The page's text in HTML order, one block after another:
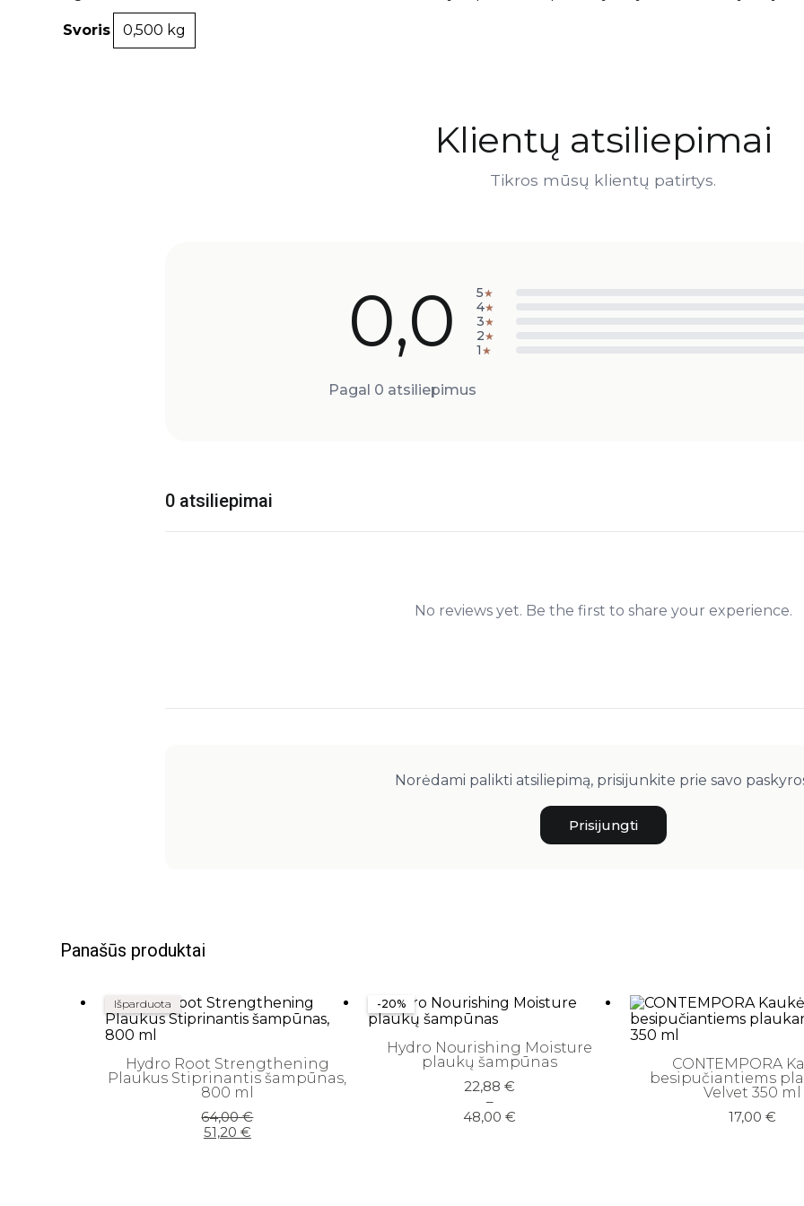
Svoris 0,500 kg
Klientų atsiliepimai
Tikros mūsų klientų patirtys.
0,0
Pagal 0 atsiliepimus
5★
4★
3★
2★
1 ★
0 atsiliepimai
No reviews yet. Be the first to share your experience.
Norėdami palikti atsiliepimą, prisijunkite prie savo
Prisijungti
Panašūs produktai
Išparduota
Hydro Root Strengthening
Plaukus Stiprinantis šampūnas,
800 ml
64,00€
Original
price
51,20 €
Current
price
-20%
Hydro Nourishing Moisture
plaukų šampūnas
22,88€
–
48,00€
Price
range:
22,88 €
CONTEMPORA
besipučiantiems
Velvet 350 ml
17,00 €